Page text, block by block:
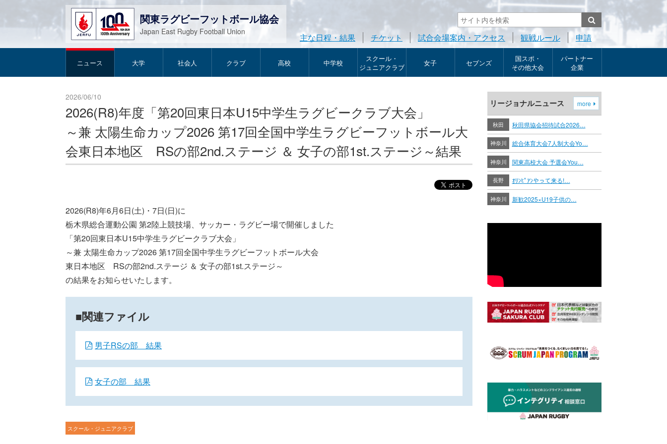
関東ラグビーフットボール協会
Japan East Rugby Football Union
主な日程・結果 チケット 試合会場案内・アクセス 観戦ルール 申請
ニュース 大学 社会人 クラブ 高校 中学校
スクール・
ジュニアクラブ
女子 セブンズ
国スポ・
その他大会
パートナー
企業
2026/06/10
2026(R8)年度「第20回東日本U15中学生ラグビークラブ大会」
～兼 太陽生命カップ2026 第17回全国中学生ラグビーフットボール大
会東日本地区 RSの部2nd.ステージ ＆ 女子の部1st.ステージ～結果
2026(R8)年6月6日(土)・7日(日)に
栃木県総合運動公園 第2陸上競技場、サッカー・ラグビー場で開催しました
「第20回東日本U15中学生ラグビークラブ大会」
～兼 太陽生命カップ2026 第17回全国中学生ラグビーフットボール大会
東日本地区 RSの部2nd.ステージ ＆ 女子の部1st.ステージ～
の結果をお知らせいたします。
関連ファイル
男子RSの部 結果
女子の部 結果
スクール・ジュニアクラブ
リージョナルニュース more
秋田 秋田県協会招待試合2026…
神奈川 総合体育大会7人制大会Yo…
神奈川 関東高校大会 予選会You…
長野 ｵﾘﾝﾋﾟｱﾝやって来る!…
神奈川 新歓2025×U19子供の…